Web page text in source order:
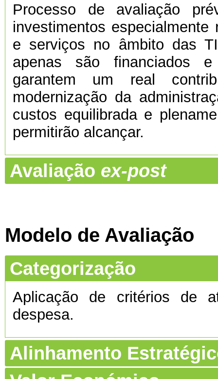
Processo de avaliação
investimentos
e serviços no âmbito das
apenas são financiados
garantem um real
modernização da
custos equilibrada e
permitirão alcançar.
Avaliação ex-post
Modelo de Avaliação
Categorização
Aplicação de critérios de
despesa.
Alinhamento